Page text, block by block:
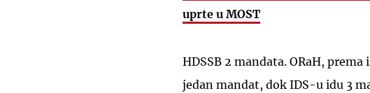
uprte u MOST
HDSSB 2 mandata. ORaH,
jedan mandat, dok IDS-u idu 3